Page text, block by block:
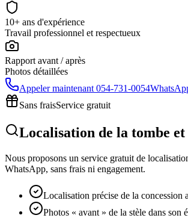
10+ ans d'expérience
Travail professionnel et respectueux
Rapport avant / après
Photos détaillées
Appeler maintenant 054-731-0054
Sans fraisService gratuit
Localisation de la tombe
Nous proposons un service gratuit de
WhatsApp, sans frais ni engagement.
Localisation précise de la concession
Photos « avant » de la stèle dans son